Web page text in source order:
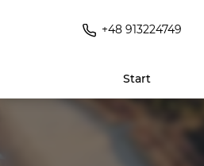
+48 913224749
Start